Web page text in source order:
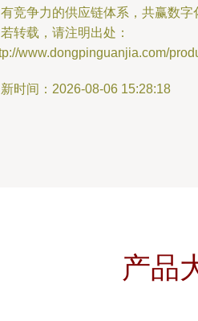
竞争力的供应链体系，共赢数字
转载，请注明出处：
www.dongpinguanjia.com/
时间：2026-08-06 15:28:18
产品